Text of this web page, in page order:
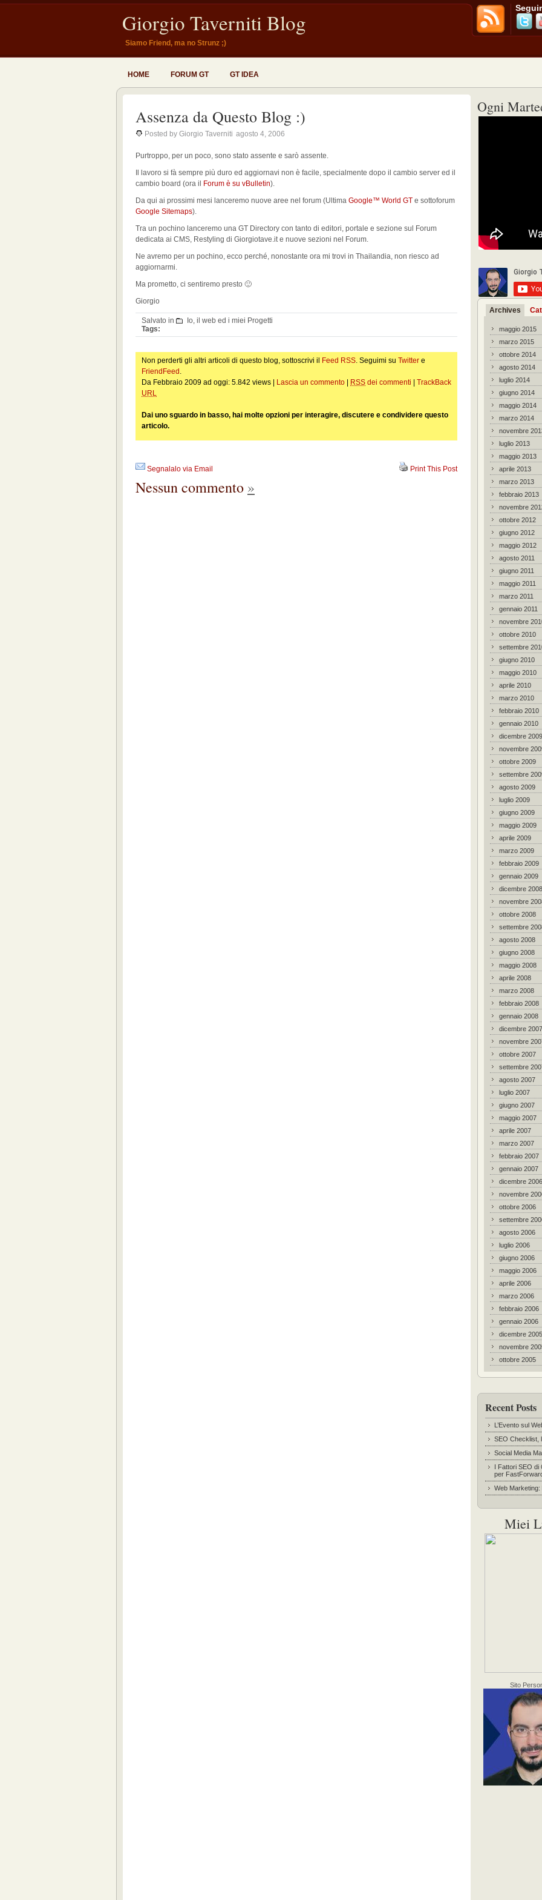
Giorgio Taverniti Blog
Siamo Friend, ma no Strunz ;)
HOME FORUM GT GT IDEA
Assenza da Questo Blog :)
Posted by Giorgio Taverniti agosto 4, 2006
Purtroppo, per un poco, sono stato assente e sarò assente.
Il lavoro si fà sempre più duro ed aggiornavi non è facile, specialmente dopo il cambio server ed il
cambio board (ora il
Forum è su vBulletin).
Da qui ai prossimi mesi lanceremo nuove aree nel forum (Ultima Google™ World GT e sottoforum
Google Sitemaps).
Tra un pochino lanceremo una GT Directory con tanto di editori, portale e sezione sul Forum
dedicata ai CMS, Restyling di Giorgiotave.it e nuove sezioni nel Forum.
Ne avremo per un pochino, ecco perché, nonostante ora mi trovi in Thailandia, non riesco ad
aggiornarmi.
Ma prometto, ci sentiremo presto 🙂
Giorgio
Salvato in
Io, il web ed i miei Progetti
Tags:
Non perderti gli altri articoli di questo blog, sottoscrivi il Feed RSS. Seguimi su Twitter e
FriendFeed .
Da Febbraio 2009 ad oggi: 5.842 views |
Lascia un commento RSS dei commenti
TrackBack
URL
Dai uno sguardo in basso, hai molte opzioni per interagire, discutere e condividere questo
articolo.
Segnalalo via Email Print This Post
Nessun commento »
Ogni
Archives
maggio 2015
marzo 2015
ottobre 2014
agosto 2014
luglio 2014
giugno 2014
maggio 2014
marzo 2014
novembre
luglio 2013
maggio 2013
aprile 2013
marzo 2013
febbraio 2013
novembre
ottobre 2012
giugno 2012
maggio 2012
agosto 2011
giugno 2011
maggio 2011
marzo 2011
gennaio 2011
novembre
ottobre 2010
settembre
giugno 2010
maggio 2010
aprile 2010
marzo 2010
febbraio 2010
gennaio 2010
dicembre 2009
novembre
ottobre 2009
settembre
agosto 2009
luglio 2009
giugno 2009
maggio 2009
aprile 2009
marzo 2009
febbraio 2009
gennaio 2009
dicembre 2008
novembre
ottobre 2008
settembre
agosto 2008
giugno 2008
maggio 2008
aprile 2008
marzo 2008
febbraio 2008
gennaio 2008
dicembre 2007
novembre
ottobre 2007
settembre
agosto 2007
luglio 2007
giugno 2007
maggio 2007
aprile 2007
marzo 2007
febbraio 2007
gennaio 2007
dicembre 2006
novembre
ottobre 2006
settembre
agosto 2006
luglio 2006
giugno 2006
maggio 2006
aprile 2006
marzo 2006
febbraio 2006
gennaio 2006
dicembre 2005
novembre
ottobre 2005
Recent Posts
L’Evento sul
SEO Checklist,
Social Media
I Fattori SEO di
per
Web Marketing:
Miei
Sito